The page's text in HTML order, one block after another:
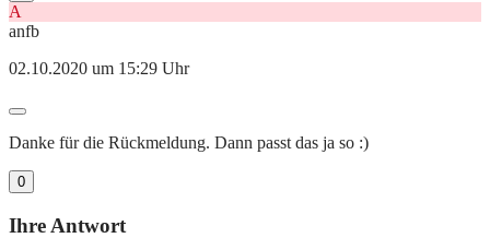
A
anfb
02.10.2020 um 15:29 Uhr
Danke für die Rückmeldung. Dann passt das ja so :)
0
Ihre Antwort